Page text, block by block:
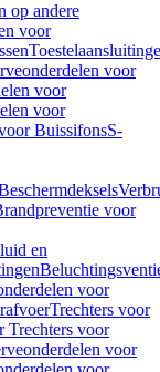
op andere
voor
voor
voor
voor
BuissifonsS-
voor
en
voor
Trechters voor
Trechters voor
voor